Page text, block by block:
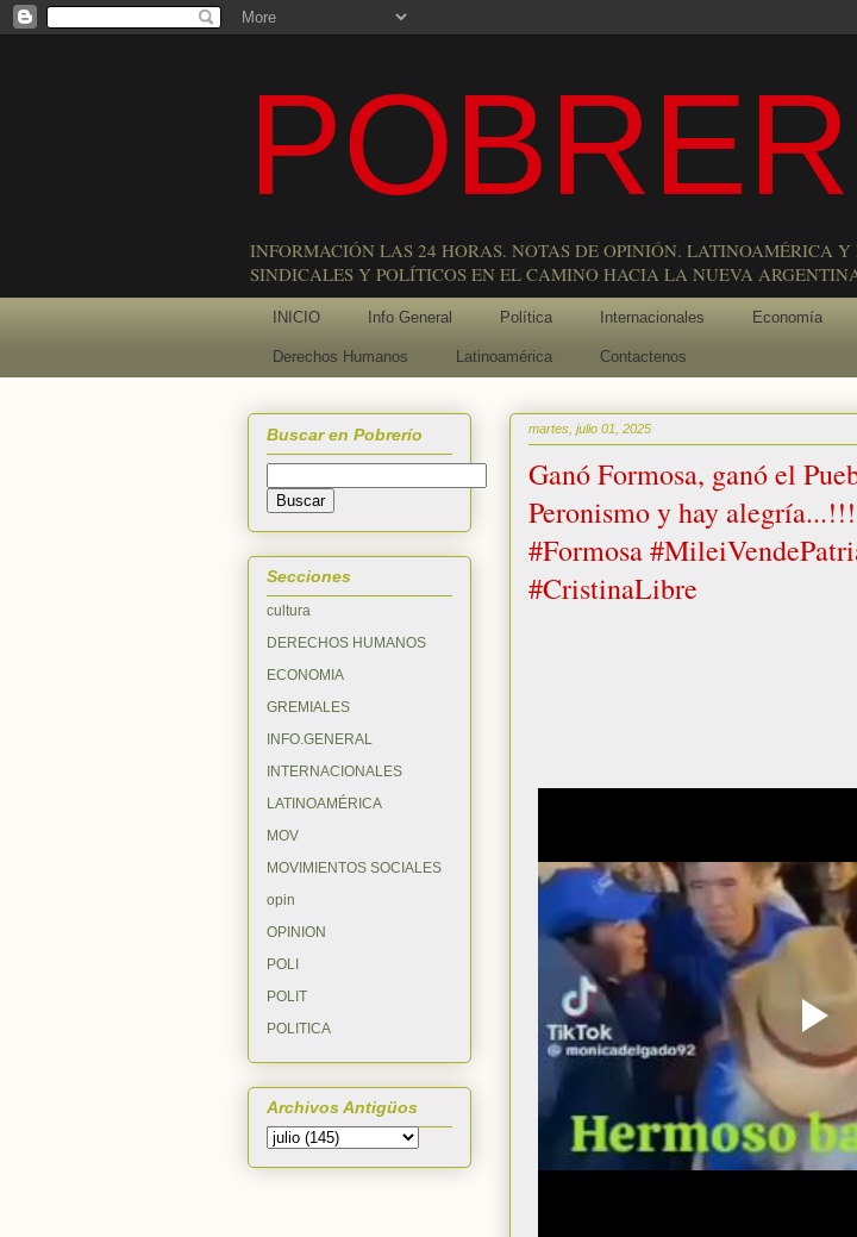
INFORMACIÓN LAS 24 HORAS. NOTAS DE OPINIÓN. LATINOAMÉRICA
SINDICALES Y POLÍTICOS EN EL CAMINO HACIA LA NUEVA
INICIO Info General Política Internacionales Economía
Derechos Humanos Latinoamérica Contactenos
martes, julio 01, 2025
Ganó Formosa, ganó el
Peronismo y hay
#Formosa
#CristinaLibre
Buscar en Pobrerío
Secciones
cultura
DERECHOS HUMANOS
ECONOMIA
GREMIALES
INFO.GENERAL
INTERNACIONALES
LATINOAMÉRICA
MOV
MOVIMIENTOS SOCIALES
opin
OPINION
POLI
POLIT
POLITICA
Archivos Antigüos